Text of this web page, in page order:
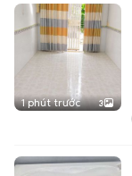
1 phút trước 3